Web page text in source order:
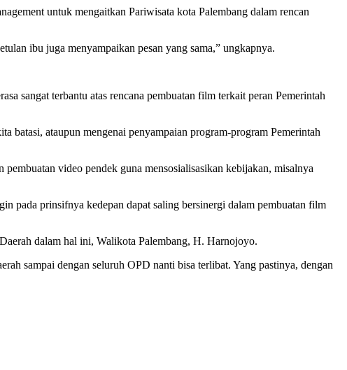
untuk mengaitkan Pariwisata kota Palembang dalam rencan
ibu juga menyampaikan pesan yang sama,” ungkapnya.
sangat terbantu atas rencana pembuatan film terkait peran Pemerintah
batasi, ataupun mengenai penyampaian program-program Pemerintah
video pendek guna mensosialisasikan kebijakan, misalnya
pada prinsifnya kedepan dapat saling bersinergi dalam pembuatan film
dalam hal ini, Walikota Palembang, H. Harnojoyo.
sampai dengan seluruh OPD nanti bisa terlibat. Yang pastinya, dengan